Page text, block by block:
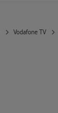
Vodafone TV